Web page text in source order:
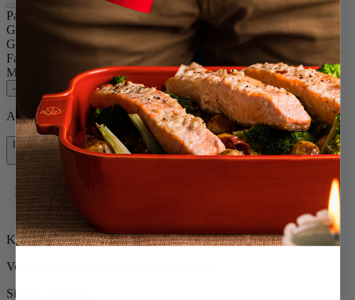
Paris
Größe
30cm
Gewürz
Trockenes Salz
Farbe
Schokolade
Menge
– +
Auf Lager und bereit, zu Ihnen nach Hause geliefert zu werden.
In den Warenkorb
Kostenlose Lieferung bei Einkäufen über 50 €
Kostenlose Rücksendungen
Versand innerhalb von 24 bis 48 Stunden
Sichere Zahlung